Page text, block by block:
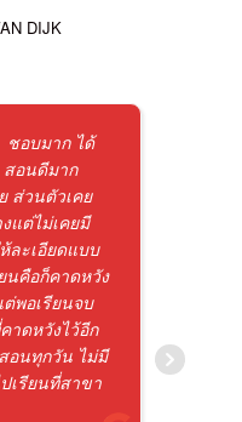
DIJK
ชอบมาก ได้
สอนดีมาก
ส่วนตัวเคย
แต่ไม่เคยมี
ละเอียดแบบ
นคือก็คาดหวัง
พอเรียนจบ
าดหวังไว้อีก
อนทุกวัน ไม่มี
เรียนที่สาขา